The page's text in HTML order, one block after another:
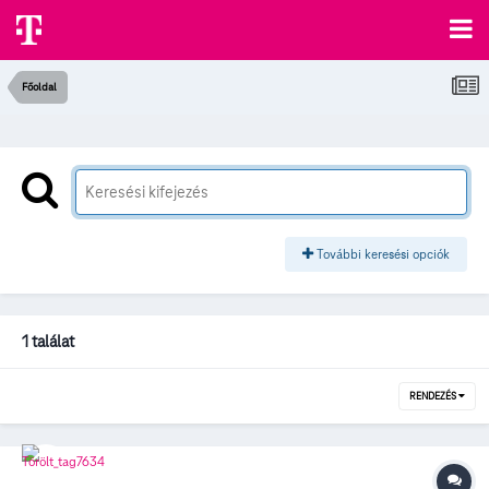
Főoldal
További keresési opciók
1 találat
RENDEZÉS